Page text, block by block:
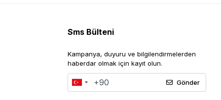
Sms Bülteni
Kampanya, duyuru ve bilgilendirmelerden
haberdar olmak için kayıt olun.
Gönder